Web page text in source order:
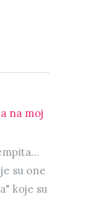
na moj
su one
koje su